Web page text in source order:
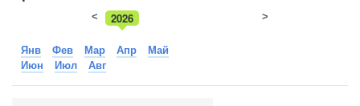
2026
2025
< >
Янв Фев Мар Апр
Май
Июн
Июл Авг